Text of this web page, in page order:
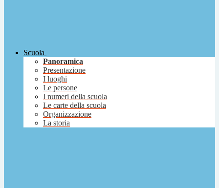
Scuola
Panoramica
Presentazione
I luoghi
Le persone
I numeri della scuola
Le carte della scuola
Organizzazione
La storia